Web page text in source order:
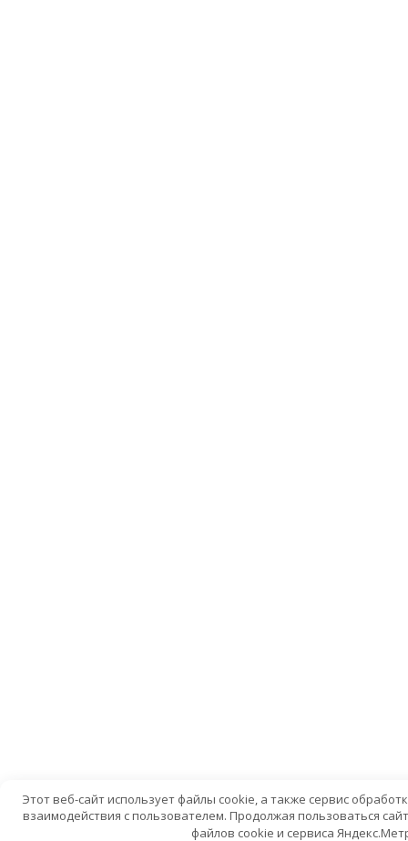
Этот веб-сайт использует файлы cookie, а также сервис
взаимодействия с пользователем. Продолжая пользоваться
файлов cookie и сервиса